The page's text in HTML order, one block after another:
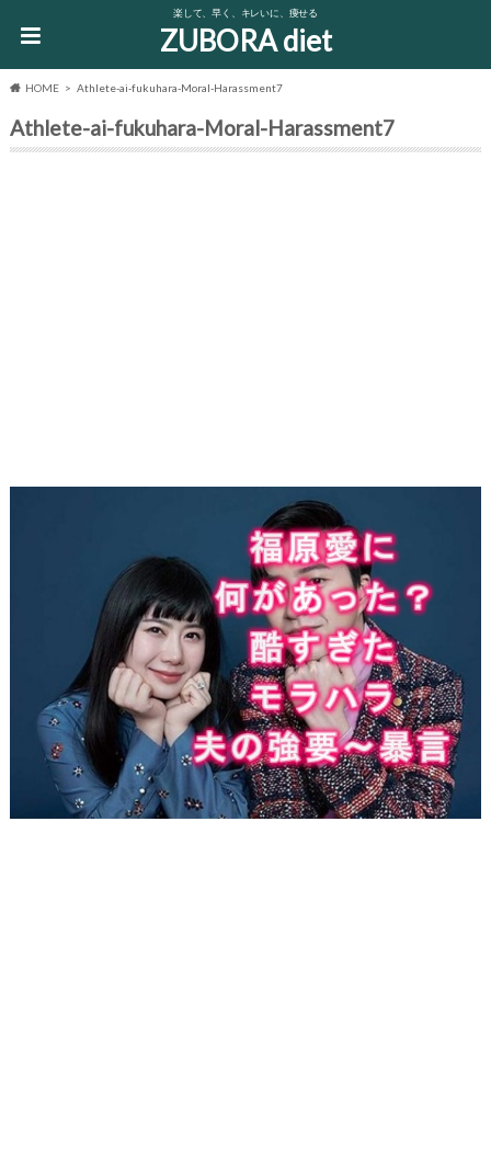
楽して、早く、キレいに、痩せる
ZUBORA diet
HOME Athlete-ai-fukuhara-Moral-Harassment7
Athlete-ai-fukuhara-Moral-Harassment7